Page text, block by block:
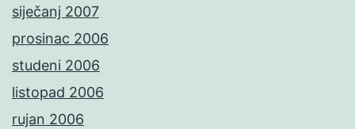
siječanj 2007
prosinac 2006
studeni 2006
listopad 2006
rujan 2006